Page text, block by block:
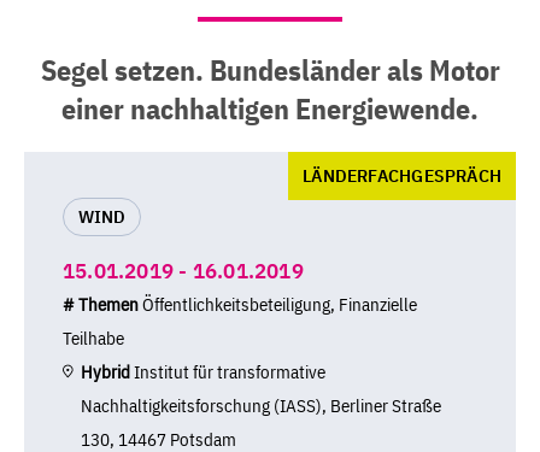
Segel setzen. Bundesländer als Motor
einer nachhaltigen Energiewende.
LÄNDERFACHGESPRÄCH
WIND
15.01.2019 - 16.01.2019
# ThemenÖffentlichkeitsbeteiligung, Finanzielle
Teilhabe
HybridInstitut für transformative
Nachhaltigkeitsforschung (IASS), Berliner Straße
130, 14467 Potsdam